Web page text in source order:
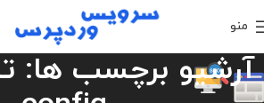
منو